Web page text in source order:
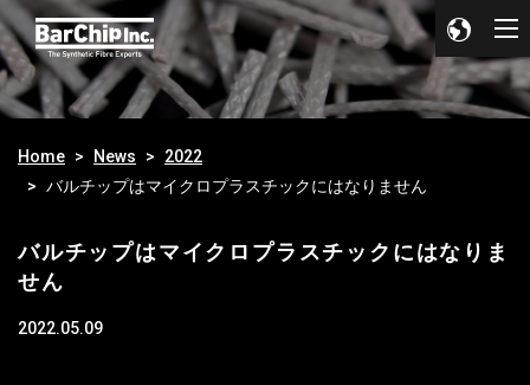
Home News
2022
バルチップはマイクロプラスチックにはなりません
バルチップはマイクロプラスチックにはなりま
せん
2022.05.09